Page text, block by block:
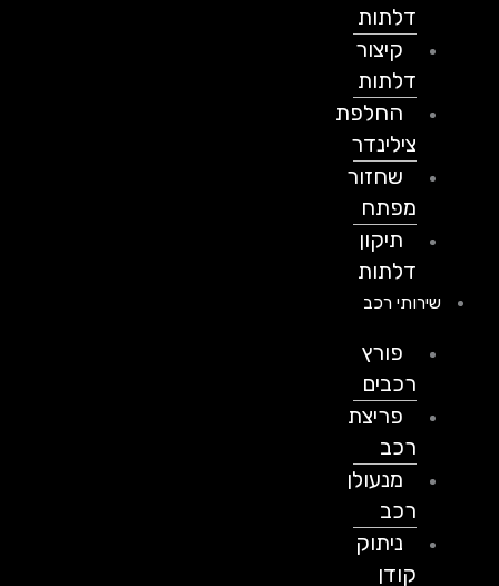
דלתות
קיצור
דלתות
החלפת
צילינדר
שחזור
מפתח
תיקון
דלתות
שירותי רכב
פורץ
רכבים
פריצת
מנעולן
ניתוק